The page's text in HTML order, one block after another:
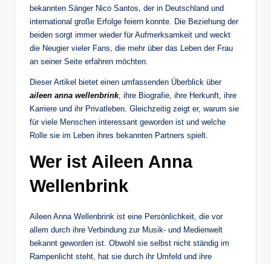
bekannten Sänger Nico Santos, der in Deutschland und
international große Erfolge feiern konnte. Die Beziehung der
beiden sorgt immer wieder für Aufmerksamkeit und weckt
die Neugier vieler Fans, die mehr über das Leben der Frau
an seiner Seite erfahren möchten.
Dieser Artikel bietet einen umfassenden Überblick über
aileen anna wellenbrink, ihre Biografie, ihre Herkunft, ihre
Karriere und ihr Privatleben. Gleichzeitig zeigt er, warum sie
für viele Menschen interessant geworden ist und welche
Rolle sie im Leben ihres bekannten Partners spielt.
Wer ist Aileen Anna
Wellenbrink
Aileen Anna Wellenbrink ist eine Persönlichkeit, die vor
allem durch ihre Verbindung zur Musik- und Medienwelt
bekannt geworden ist. Obwohl sie selbst nicht ständig im
Rampenlicht steht, hat sie durch ihr Umfeld und ihre